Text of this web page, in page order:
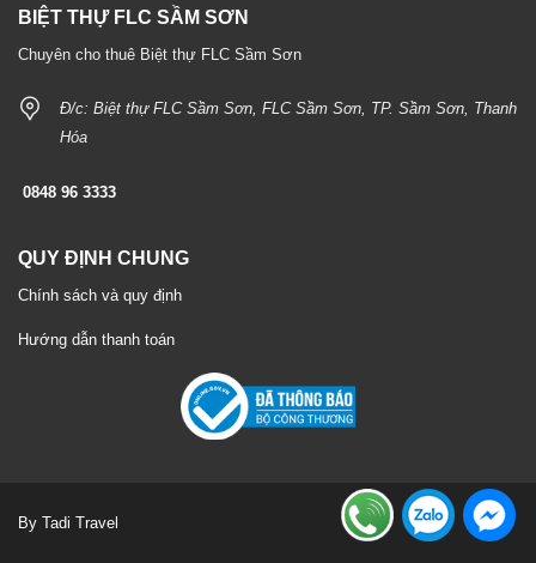
BIỆT THỰ FLC SẦM SƠN
Chuyên cho thuê Biệt thự FLC Sầm Sơn
Đ/c: Biệt thự FLC Sầm Sơn, FLC Sầm Sơn, TP. Sầm Sơn, Thanh
Hóa
0848 96 3333
QUY ĐỊNH CHUNG
Chính sách và quy định
Hướng dẫn thanh toán
By Tadi Travel